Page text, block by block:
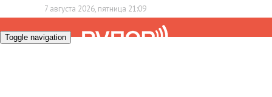
7 августа 2026, пятница 21:09
Toggle navigation